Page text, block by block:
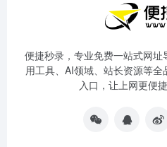
便捷秒录，专业免费一站式网
用工具、AI领域、站长资源等
入口，让上网更便